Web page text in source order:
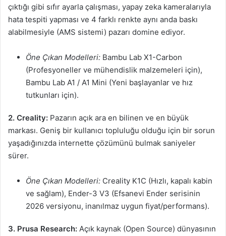
çıktığı gibi sıfır ayarla çalışması, yapay zeka kameralarıyla
hata tespiti yapması ve 4 farklı renkte aynı anda baskı
alabilmesiyle (AMS sistemi) pazarı domine ediyor.
Öne Çıkan Modelleri: Bambu Lab X1-Carbon
(Profesyoneller ve mühendislik malzemeleri için),
Bambu Lab A1 / A1 Mini (Yeni başlayanlar ve hız
tutkunları için).
2. Creality: Pazarın açık ara en bilinen ve en büyük
markası. Geniş bir kullanıcı topluluğu olduğu için bir sorun
yaşadığınızda internette çözümünü bulmak saniyeler
sürer.
Öne Çıkan Modelleri: Creality K1C (Hızlı, kapalı kabin
ve sağlam), Ender-3 V3 (Efsanevi Ender serisinin
2026 versiyonu, inanılmaz uygun fiyat/performans).
3. Prusa Research: Açık kaynak (Open Source) dünyasının